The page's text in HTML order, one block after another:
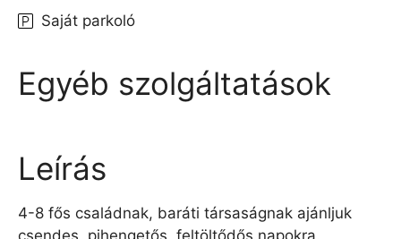
Saját parkoló
Egyéb szolgáltatások
Leírás
4-8 fős családnak, baráti társaságnak ajánljuk
csendes, pihengetős, feltöltődős napokra.